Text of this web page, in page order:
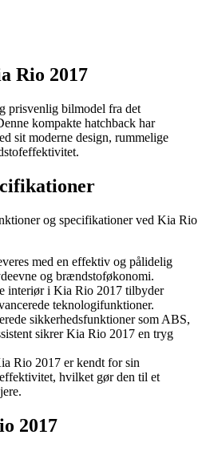
Rio 2017
prisvenlig bilmodel fra det
kompakte hatchback har
sit moderne design, rummelige
og specifikationer ved Kia Rio
med en effektiv og pålidelig
og brændstoføkonomi.
interiør i Kia Rio 2017 tilbyder
teknologifunktioner.
sikkerhedsfunktioner som ABS,
sikrer Kia Rio 2017 en tryg
Rio 2017 er kendt for sin
hvilket gør den til et
2017